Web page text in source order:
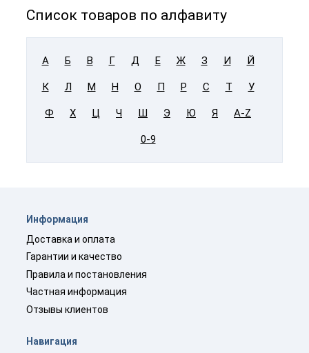
Список товаров по алфавиту
А Б В Г Д Е Ж З И Й
К Л М Н О П Р С Т У
Ф Х Ц Ч Ш Э Ю Я A-Z
0-9
Информация
Доставка и оплата
Гарантии и качество
Правила и постановления
Частная информация
Отзывы клиентов
Навигация